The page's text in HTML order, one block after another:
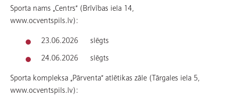
Sporta nams „Centrs” (Brīvības iela 14,
www.ocventspils.lv):
23.06.2026 slēgts
24.06.2026 slēgts
Sporta kompleksa „Pārventa” atlētikas zāle (Tārgales iela 5,
www.ocventspils.lv):